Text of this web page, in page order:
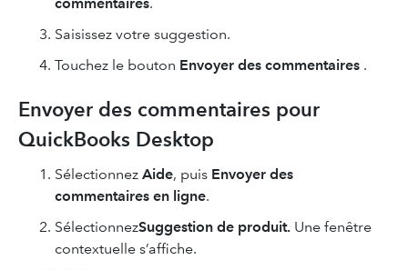
Saisissez votre suggestion.
Touchez le bouton Envoyer des commentaires .
Envoyer des commentaires pour
QuickBooks Desktop
Sélectionnez Aide, puis Envoyer des
commentaires en ligne.
SélectionnezSuggestion de produit. Une fenêtre
contextuelle s’affiche.